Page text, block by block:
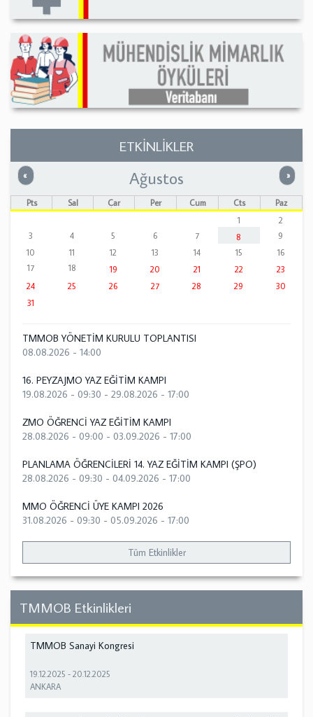
ETKİNLİKLER
« Önceki »
Ağustos
Pts Sal Çar Per Cum Cts
Paz
1
2
3
4 5 6 7 8
9
10
11 12 13 14 15
16
17
18 19 20 21 22
23
24
25 26 27 28 29
30
31
TMMOB YÖNETİM KURULU TOPLANTISI
08.08.2026 - 14:00
16. PEYZAJMO YAZ EĞİTİM KAMPI
19.08.2026 - 09:30 - 29.08.2026 - 17:00
ZMO ÖĞRENCİ YAZ EĞİTİM KAMPI
28.08.2026 - 09:00 - 03.09.2026 - 17:00
PLANLAMA ÖĞRENCİLERİ 14. YAZ EĞİTİM KAMPI (ŞPO)
28.08.2026 - 09:30 - 04.09.2026 - 17:00
MMO ÖĞRENCİ ÜYE KAMPI 2026
31.08.2026 - 09:30 - 05.09.2026 - 17:00
Tüm Etkinlikler
TMMOB Etkinlikleri
TMMOB Sanayi Kongresi
19.12.2025 -20.12.2025
ANKARA